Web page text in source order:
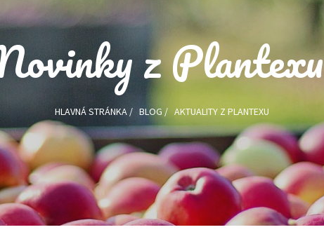
z Plantexu
HLAVNÁ STRÁNKA/ BLOG / AKTUALITY Z PLANTEXU